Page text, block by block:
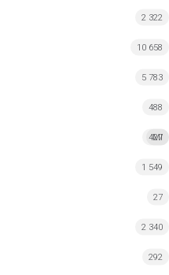
2 322
10 658
5 783
488
MI
427
1 549
27
2 340
292